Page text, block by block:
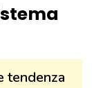
tendenza